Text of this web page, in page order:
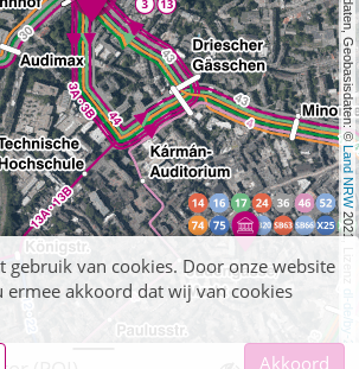
, Kartendaten, Geobasisdaten: ©
Land NRW
2021, Lizenz
dl-de/by-2-0
gebruik van cookies. Door onze website
ermee akkoord dat wij van cookies
Akkoord